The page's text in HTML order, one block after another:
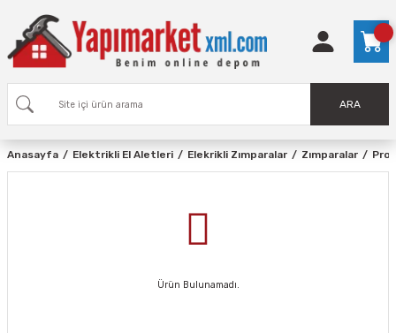
ARA
Anasayfa Elektrikli El Aletleri Elekrikli Zımparalar Zımparalar
Ürün Bulunamadı.